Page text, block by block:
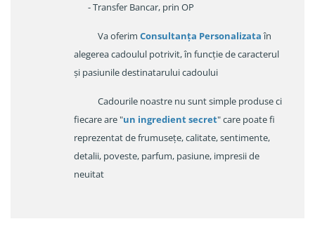
- Transfer Bancar, prin OP
Va oferim Consultanța Personalizataîn
alegerea cadoulul potrivit, în funcție de caracterul
și pasiunile destinatarului cadoului
Cadourile noastre nu sunt simple produse ci
fiecare are "un ingredient secret" care poate fi
reprezentat de frumusețe, calitate, sentimente,
detalii, poveste, parfum, pasiune, impresii de
neuitat